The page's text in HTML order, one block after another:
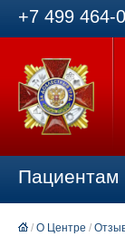
+7 499 464-
Пациентам
/ О Центре /